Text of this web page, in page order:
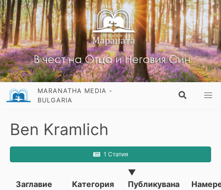
MARANATHA MEDIA -
BULGARIA
Ben Kramlich
1 Статия
Заглавие Категория
▼
Публикувана